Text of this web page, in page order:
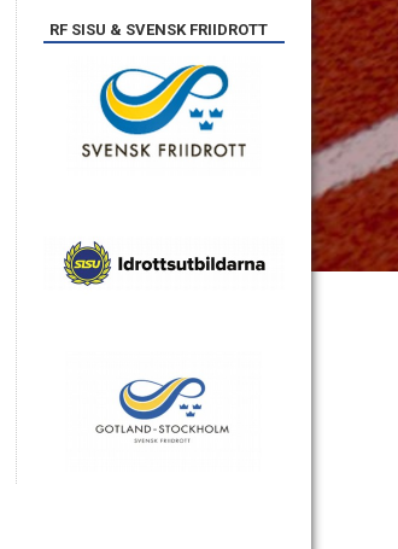
RF SISU & SVENSK FRIIDROTT